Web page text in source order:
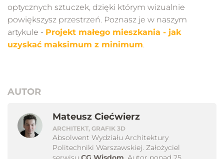
optycznych sztuczek, dzięki którym wizualnie
powiększysz przestrzeń. Poznasz je w naszym
artykule - Projekt małego mieszkania - jak
uzyskać maksimum z minimum.
AUTOR
Mateusz Ciećwierz
ARCHITEKT, GRAFIK 3D
Absolwent Wydziału Architektury
Politechniki Warszawskiej. Założyciel